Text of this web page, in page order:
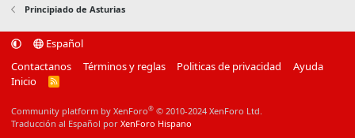
Principiado de Asturias
Español
Contactanos
Términos y reglas Politicas de privacidad
Ayuda
Inicio
R
Community platform by XenForo® © 2010-2024 XenForo Ltd.
Traducción al Español por XenForo Hispano